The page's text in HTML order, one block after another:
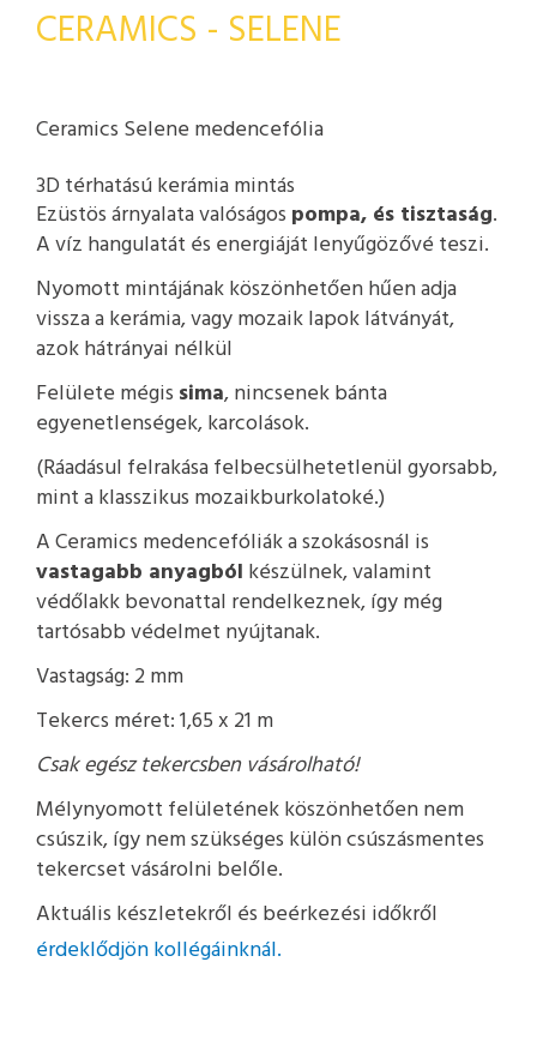
CERAMICS - SELENE
Ceramics Selene medencefólia
3D térhatású kerámia mintás
Ezüstös árnyalata valóságos pompa, és tisztaság.
A víz hangulatát és energiáját lenyűgözővé teszi.
Nyomott mintájának köszönhetően hűen adja
vissza a kerámia, vagy mozaik lapok látványát,
azok hátrányai nélkül
Felülete mégis sima, nincsenek bánta
egyenetlenségek, karcolások.
(Ráadásul felrakása felbecsülhetetlenül gyorsabb,
mint a klasszikus mozaikburkolatoké.)
A Ceramics medencefóliák a szokásosnál is
vastagabb anyagból készülnek, valamint
védőlakk bevonattal rendelkeznek, így még
tartósabb védelmet nyújtanak.
Vastagság: 2 mm
Tekercs méret: 1,65 x 21 m
Csak egész tekercsben vásárolható!
Mélynyomott felületének köszönhetően nem
csúszik, így nem szükséges külön csúszásmentes
tekercset vásárolni belőle.
Aktuális készletekről és beérkezési időkről
érdeklődjön kollégáinknál.